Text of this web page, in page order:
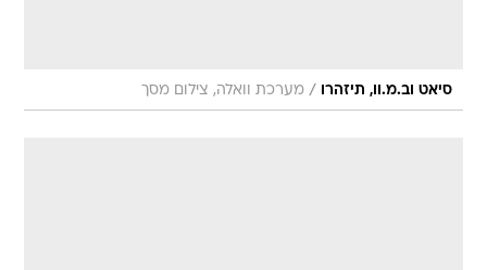
סיאט וב.מ.וו, תיזהרו / מערכת וואלה, צילום מסך